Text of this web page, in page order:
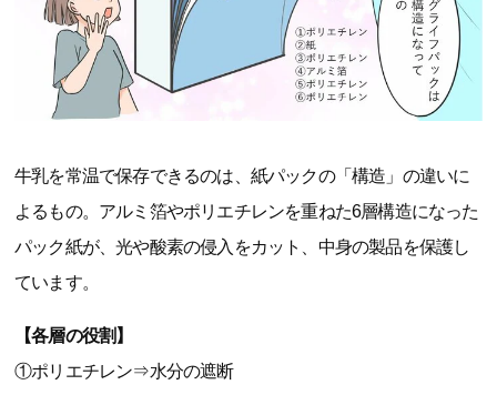
牛乳を常温で保存できるのは、紙パックの「構造」の違いに
よるもの。アルミ箔やポリエチレンを重ねた6層構造になった
パック紙が、光や酸素の侵入をカット、中身の製品を保護し
ています。
【各層の役割】
①ポリエチレン⇒水分の遮断